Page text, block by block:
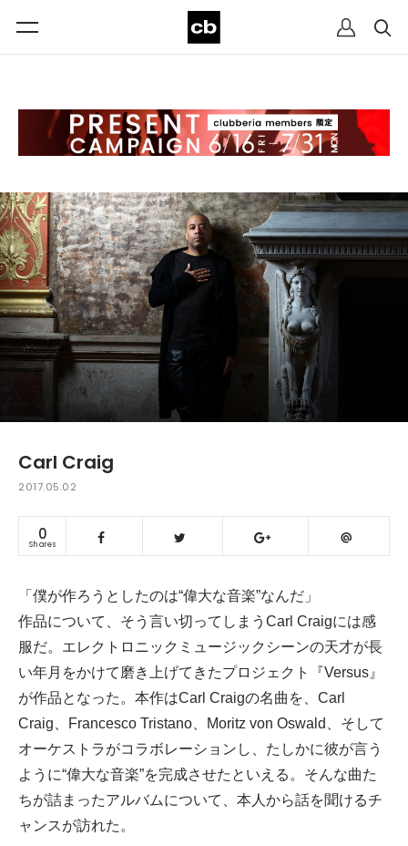
Carl Craig
2017.05.02
0
Shares
「僕が作ろうとしたのは“偉大な音楽”なんだ」
作品について、そう言い切ってしまうCarl Craigには感
服だ。エレクトロニックミュージックシーンの天才が長
い年月をかけて磨き上げてきたプロジェクト『Versus』
が作品となった。本作はCarl Craigの名曲を、Carl
Craig、Francesco Tristano、Moritz von Oswald、そして
オーケストラがコラボレーションし、たしかに彼が言う
ように“偉大な音楽”を完成させたといえる。そんな曲た
ちが詰まったアルバムについて、本人から話を聞けるチ
ャンスが訪れた。